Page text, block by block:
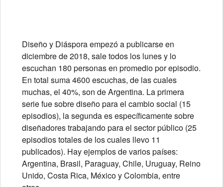
Diseño y Diáspora empezó a publicarse en
diciembre de 2018, sale todos los lunes y lo
escuchan 180 personas en promedio por episodio.
En total suma 4600 escuchas, de las cuales
muchas, el 40%, son de Argentina. La primera
serie fue sobre diseño para el cambio social (15
episodios), la segunda es específicamente sobre
diseñadores trabajando para el sector público (25
episodios totales de los cuales llevo 11
publicados). Hay ejemplos de varios países:
Argentina, Brasil, Paraguay, Chile, Uruguay, Reino
Unido, Costa Rica, México y Colombia, entre